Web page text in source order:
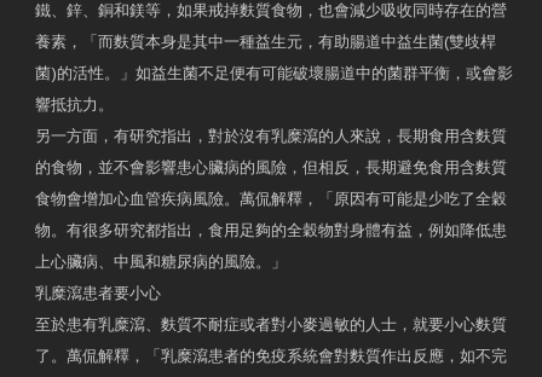
鐵、鋅、銅和鎂等，如果戒掉麩質食物，也會減少吸收同時存在的營
養素，「而麩質本身是其中一種益生元，有助腸道中益生菌(雙歧桿
菌)的活性。」如益生菌不足便有可能破壞腸道中的菌群平衡，或會影
響抵抗力。
另一方面，有研究指出，對於沒有乳糜瀉的人來說，長期食用含麩質
的食物，並不會影響患心臟病的風險，但相反，長期避免食用含麩質
食物會增加心血管疾病風險。萬侃解釋，「原因有可能是少吃了全穀
物。有很多研究都指出，食用足夠的全穀物對身體有益，例如降低患
上心臟病、中風和糖尿病的風險。」
乳糜瀉患者要小心
至於患有乳糜瀉、麩質不耐症或者對小麥過敏的人士，就要小心麩質
了。萬侃解釋，「乳糜瀉患者的免疫系統會對麩質作出反應，如不完